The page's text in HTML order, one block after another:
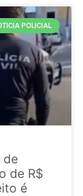
POLICIAL
de
de R$
é